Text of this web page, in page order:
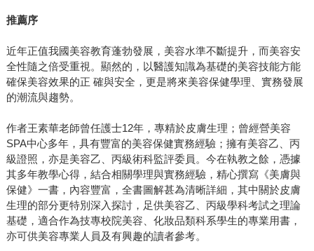
推薦序
近年正值我國美容教育蓬勃發展，美容水準不斷提升，而美容安
全性隨之倍受重視。顯然的，以醫護知識為基礎的美容技能方能
確保美容效果的正 確與安全，更是將來美容保健學理、實務發展
的潮流與趨勢。
作者王素華老師曾任護士12年，專精於皮膚生理；曾經營美容
SPA中心多年，具有豐富的美容保健實務經驗；擁有美容乙、丙
級證照，亦是美容乙、丙級術科監評委員。今在執教之餘，憑據
其多年教學心得，結合相關學理與實務經驗，精心撰寫《美膚與
保健》一書，內容豐富，全書圖解甚為清晰詳細，其中關於皮膚
生理的部分更特別深入探討，足供美容乙、丙級學科考試之理論
基礎，適合作為技專校院美容、化妝品類科系學生的專業用書，
亦可供美容專業人員及有興趣的讀者參考。